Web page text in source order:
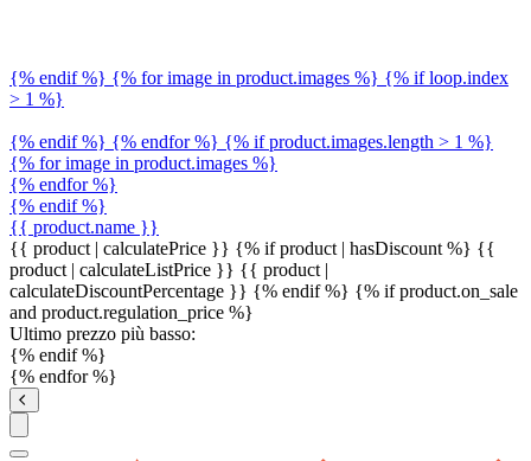
{% endif %} {% for image in product.images %} {% if loop.index
> 1 %}
{% endif %} {% endfor %} {% if product.images.length > 1 %}
{% for image in product.images %}
{% endfor %}
{% endif %}
{{ product.name }}
{{ product | calculatePrice }} {% if product | hasDiscount %} {{
product | calculateListPrice }} {{ product |
calculateDiscountPercentage }} {% endif %} {% if product.on_sale
and product.regulation_price %}
Ultimo prezzo più basso:
{% endif %}
{% endfor %}